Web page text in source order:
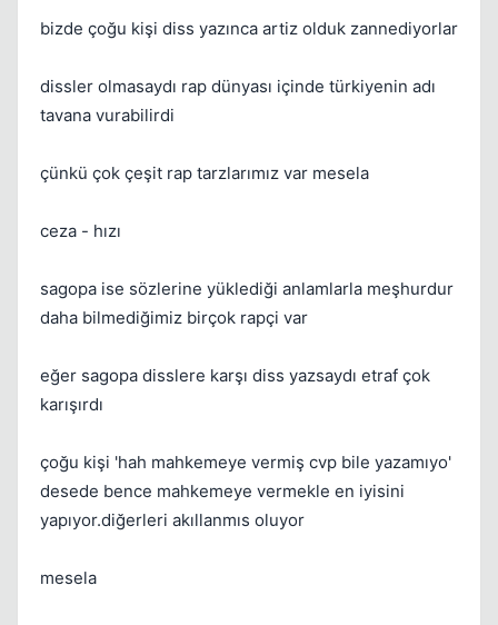
bizde çoğu kişi diss yazınca artiz olduk zannediyorlar
dissler olmasaydı rap dünyası içinde türkiyenin adı
tavana vurabilirdi
çünkü çok çeşit rap tarzlarımız var mesela
ceza - hızı
sagopa ise sözlerine yüklediği anlamlarla meşhurdur
daha bilmediğimiz birçok rapçi var
eğer sagopa disslere karşı diss yazsaydı etraf çok
karışırdı
çoğu kişi 'hah mahkemeye vermiş cvp bile yazamıyo'
desede bence mahkemeye vermekle en iyisini
yapıyor.diğerleri akıllanmıs oluyor
mesela